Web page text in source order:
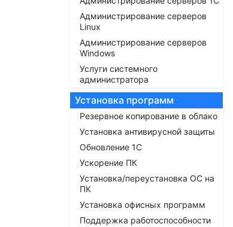
Администрирование серверов
Linux
Администрирование серверов
Windows
Услуги системного
администратора
Установка программ
Резервное копирование в облако
Установка антивирусной защиты
Обновление 1С
Ускорение ПК
Установка/переустановка ОС на
ПК
Установка офисных программ
Поддержка работоспособности